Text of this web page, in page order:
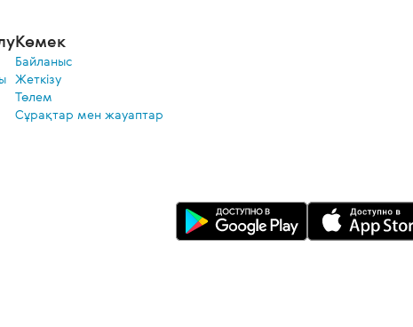
Көмек
Байланыс
Жеткізу
Төлем
Сұрақтар мен жауаптар